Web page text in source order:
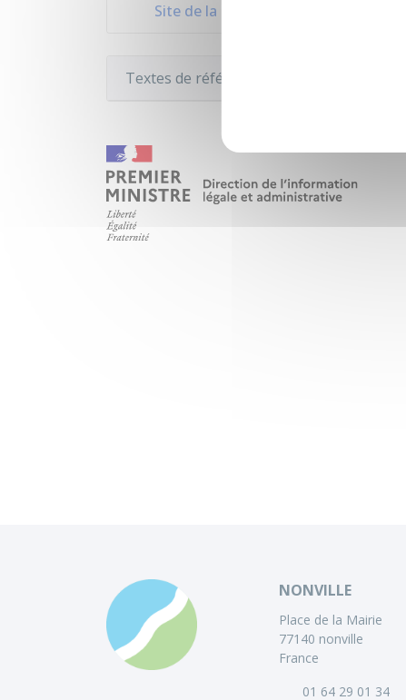
Site de la sécurité routière
Textes de référence
NONVILLE
Place de la Mairie
77140 nonville
France
01 64 29 01 34